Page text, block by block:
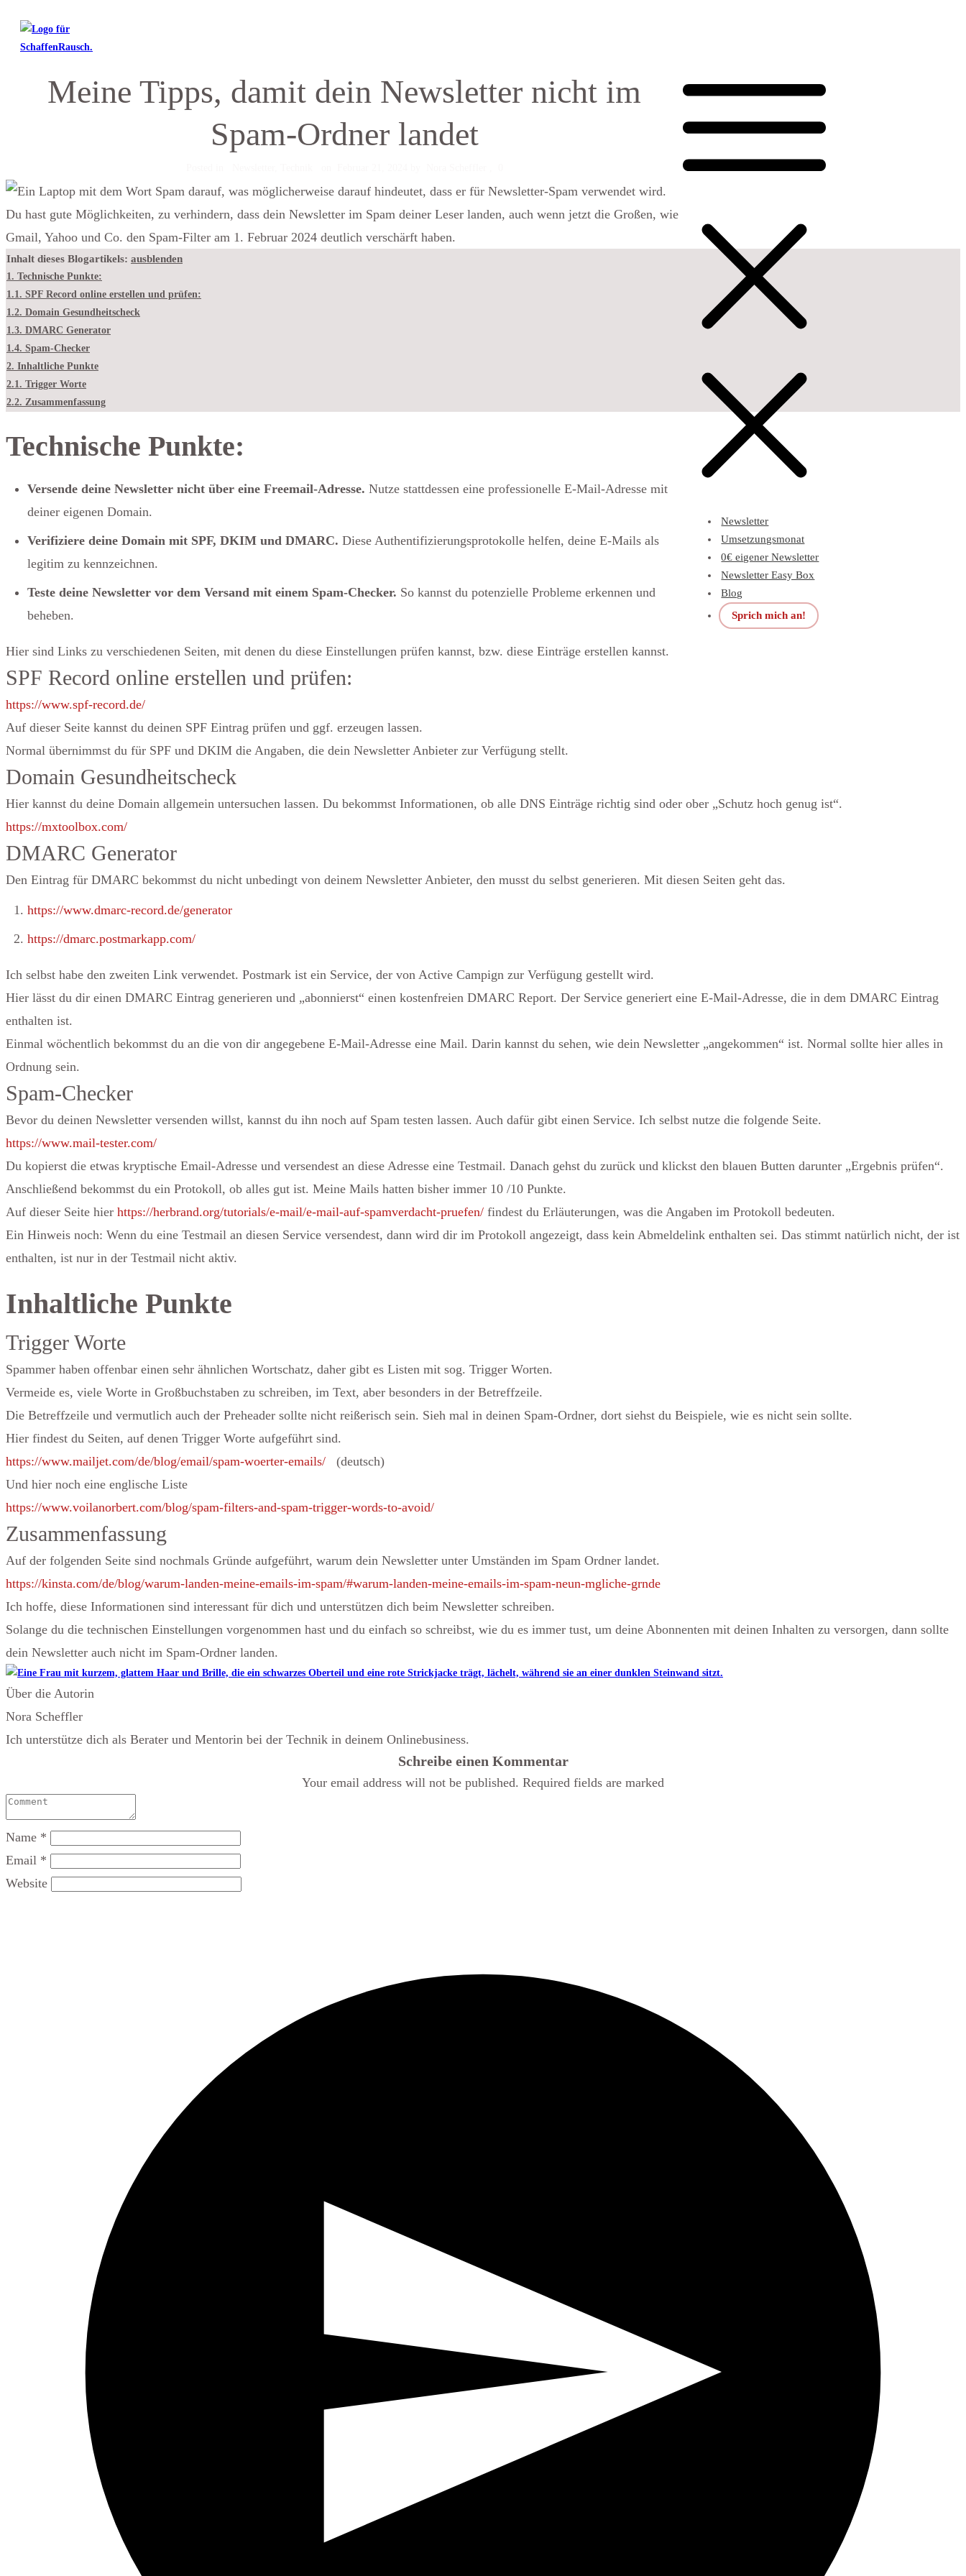
Newsletter
Umsetzungsmonat
0€ eigener Newsletter
Newsletter Easy Box
Blog
Sprich mich an!
Meine Tipps, damit dein Newsletter nicht im
Spam-Ordner landet
Du hast gute Möglichkeiten, zu verhindern, dass dein Newsletter im Spam deiner Leser landen, auch wenn jetzt die Großen, wie
Gmail, Yahoo und Co. den Spam-Filter am 1. Februar 2024 deutlich verschärft haben.
Inhalt dieses Blogartikels: ausblenden
1. Technische Punkte:
1.1. SPF Record online erstellen und prüfen:
1.2. Domain Gesundheitscheck
1.3. DMARC Generator
1.4. Spam-Checker
2. Inhaltliche Punkte
2.1. Trigger Worte
2.2. Zusammenfassung
Technische Punkte:
Versende deine Newsletter nicht über eine Freemail-Adresse. Nutze stattdessen eine professionelle E-Mail-Adresse mit
deiner eigenen Domain.
Verifiziere deine Domain mit SPF, DKIM und DMARC. Diese Authentifizierungsprotokolle helfen, deine E-Mails als
legitim zu kennzeichnen.
Teste deine Newsletter vor dem Versand mit einem Spam-Checker. So kannst du potenzielle Probleme erkennen und
beheben.
Hier sind Links zu verschiedenen Seiten, mit denen du diese Einstellungen prüfen kannst, bzw. diese Einträge erstellen kannst.
SPF Record online erstellen und prüfen:
https://www.spf-record.de/
Auf dieser Seite kannst du deinen SPF Eintrag prüfen und ggf. erzeugen lassen.
Normal übernimmst du für SPF und DKIM die Angaben, die dein Newsletter Anbieter zur Verfügung stellt.
Domain Gesundheitscheck
Hier kannst du deine Domain allgemein untersuchen lassen. Du bekommst Informationen, ob alle DNS Einträge richtig sind oder ober „Schutz hoch genug ist“.
https://mxtoolbox.com/
DMARC Generator
Den Eintrag für DMARC bekommst du nicht unbedingt von deinem Newsletter Anbieter, den musst du selbst generieren. Mit diesen Seiten geht das.
https://www.dmarc-record.de/generator
https://dmarc.postmarkapp.com/
Ich selbst habe den zweiten Link verwendet. Postmark ist ein Service, der von Active Campign zur Verfügung gestellt wird.
Hier lässt du dir einen DMARC Eintrag generieren und „abonnierst“ einen kostenfreien DMARC Report. Der Service generiert eine E-Mail-Adresse, die in dem DMARC Eintrag
enthalten ist.
Einmal wöchentlich bekommst du an die von dir angegebene E-Mail-Adresse eine Mail. Darin kannst du sehen, wie dein Newsletter „angekommen“ ist. Normal sollte hier alles in
Ordnung sein.
Spam-Checker
Bevor du deinen Newsletter versenden willst, kannst du ihn noch auf Spam testen lassen. Auch dafür gibt einen Service. Ich selbst nutze die folgende Seite.
https://www.mail-tester.com/
Du kopierst die etwas kryptische Email-Adresse und versendest an diese Adresse eine Testmail. Danach gehst du zurück und klickst den blauen Butten darunter „Ergebnis prüfen“.
Anschließend bekommst du ein Protokoll, ob alles gut ist. Meine Mails hatten bisher immer 10 /10 Punkte.
Auf dieser Seite hier https://herbrand.org/tutorials/e-mail/e-mail-auf-spamverdacht-pruefen/ findest du Erläuterungen, was die Angaben im Protokoll bedeuten.
Ein Hinweis noch: Wenn du eine Testmail an diesen Service versendest, dann wird dir im Protokoll angezeigt, dass kein Abmeldelink enthalten sei. Das stimmt natürlich nicht, der ist
enthalten, ist nur in der Testmail nicht aktiv.
Inhaltliche Punkte
Trigger Worte
Spammer haben offenbar einen sehr ähnlichen Wortschatz, daher gibt es Listen mit sog. Trigger Worten.
Vermeide es, viele Worte in Großbuchstaben zu schreiben, im Text, aber besonders in der Betreffzeile.
Die Betreffzeile und vermutlich auch der Preheader sollte nicht reißerisch sein. Sieh mal in deinen Spam-Ordner, dort siehst du Beispiele, wie es nicht sein sollte.
Hier findest du Seiten, auf denen Trigger Worte aufgeführt sind.
https://www.mailjet.com/de/blog/email/spam-woerter-emails/ (deutsch)
Und hier noch eine englische Liste
https://www.voilanorbert.com/blog/spam-filters-and-spam-trigger-words-to-avoid/
Zusammenfassung
Auf der folgenden Seite sind nochmals Gründe aufgeführt, warum dein Newsletter unter Umständen im Spam Ordner landet.
https://kinsta.com/de/blog/warum-landen-meine-emails-im-spam/#warum-landen-meine-emails-im-spam-neun-mgliche-grnde
Ich hoffe, diese Informationen sind interessant für dich und unterstützen dich beim Newsletter schreiben.
Solange du die technischen Einstellungen vorgenommen hast und du einfach so schreibst, wie du es immer tust, um deine Abonnenten mit deinen Inhalten zu versorgen, dann sollte
dein Newsletter auch nicht im Spam-Ordner landen.
Über die Autorin
Nora Scheffler
Ich unterstütze dich als Berater und Mentorin bei der Technik in deinem Onlinebusiness.
Schreibe einen Kommentar
Your email address will not be published. Required fields are marked
Name *
Email *
Website